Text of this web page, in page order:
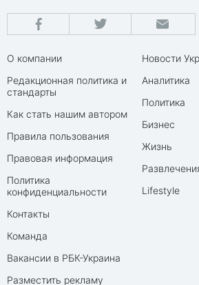
О компании
Редакционная политика и
стандарты
Как стать нашим автором
Правила пользования
Правовая информация
Политика
конфиденциальности
Контакты
Команда
Вакансии в РБК-Украина
Разместить рекламу
Новости
Аналитика
Политика
Бизнес
Жизнь
Lifestyle